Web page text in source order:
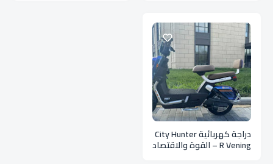
دراجة كهربائية City Hunter
R Vening – القوة والاقتصاد